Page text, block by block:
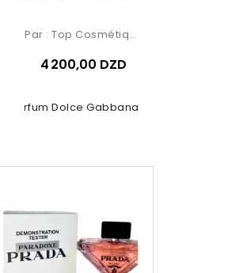
Parfum Dolce Gabbana The Only...
Par : Top Cosmétiques
4 200,00 DZD